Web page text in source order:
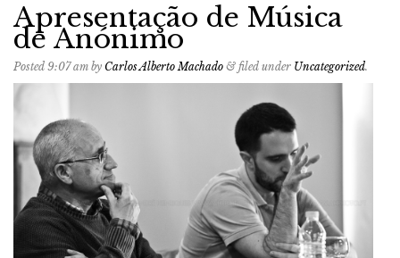
Apresentação de Música
de Anónimo
Posted 9:07 am by Carlos Alberto Machado & filed under Uncategorized.